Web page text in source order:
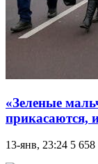
«Зеленые
прикасаются,
13-янв, 23:24 5 658